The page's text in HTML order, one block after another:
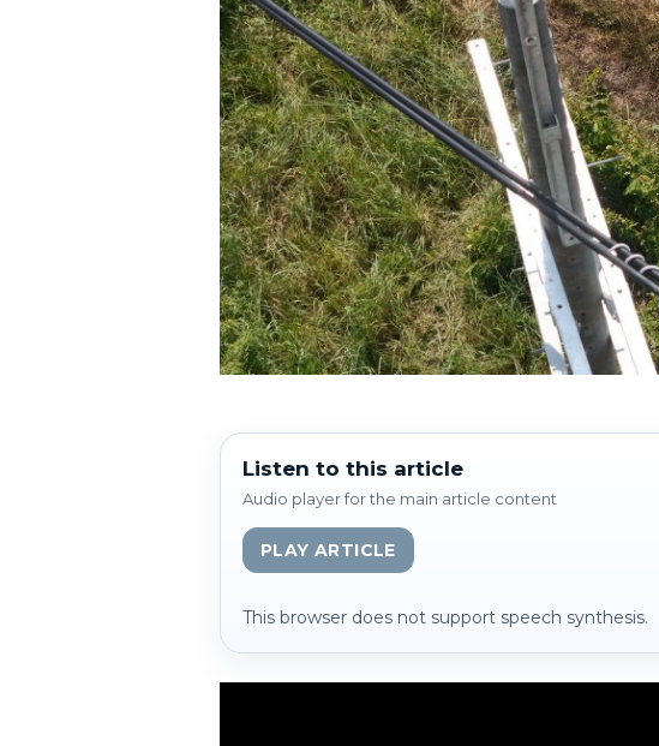
Listen to this article
Audio player for the main article content
PLAY ARTICLE
This browser does not support speech synthesis.